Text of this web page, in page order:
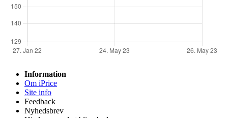
Information
Om iPrice
Site info
Feedback
Nyhedsbrev